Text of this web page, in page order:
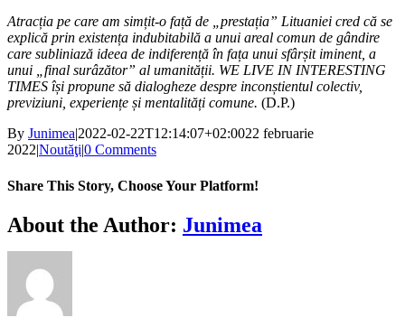
Atracția pe care am simțit-o față de „prestația” Lituaniei cred că se
explică prin existența indubitabilă a unui areal comun de gândire
care subliniază ideea de indiferență în fața unui sfârșit iminent, a
unui „final surâzător” al umanității. WE LIVE IN INTERESTING
TIMES își propune să dialogheze despre inconștientul colectiv,
previziuni, experiențe și mentalități comune. (D.P.)
By Junimea|2022-02-22T12:14:07+02:0022 februarie
2022|Noutăţi|0 Comments
Share This Story, Choose Your Platform!
Facebook
X
Bluesky
Reddit
LinkedIn
WhatsApp
Telegram
Tumblr
Xing
Email
Copy
Link
About the Author: Junimea